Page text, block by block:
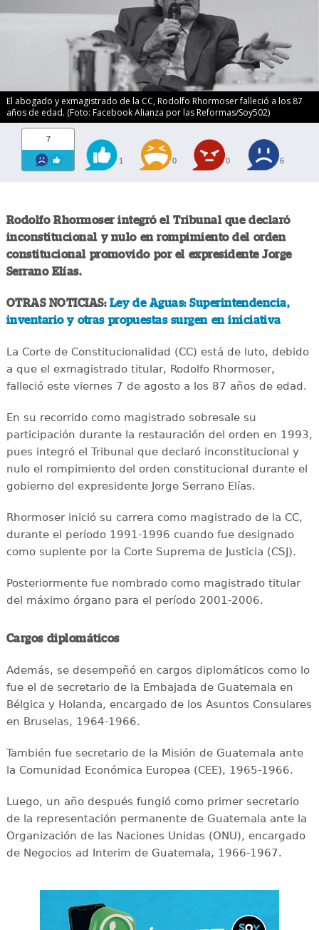
El abogado y exmagistrado de la CC, Rodolfo Rhormoser falleció a los 87
años de edad. (Foto: Facebook Alianza por las Reformas/Soy502)
7
1 0 0 6
Rodolfo Rhormoser integró el Tribunal que declaró
inconstitucional y nulo en rompimiento del orden
constitucional promovido por el expresidente Jorge
Serrano Elías.
OTRAS NOTICIAS: Ley de Aguas: Superintendencia,
inventario y otras propuestas surgen en iniciativa
La Corte de Constitucionalidad (CC) está de luto, debido
a que el exmagistrado titular, Rodolfo Rhormoser,
falleció este viernes 7 de agosto a los 87 años de edad.
En su recorrido como magistrado sobresale su
participación durante la restauración del orden en 1993,
pues integró el Tribunal que declaró inconstitucional y
nulo el rompimiento del orden constitucional durante el
gobierno del expresidente Jorge Serrano Elías.
Rhormoser inició su carrera como magistrado de la CC,
durante el período 1991-1996 cuando fue designado
como suplente por la Corte Suprema de Justicia (CSJ).
Posteriormente fue nombrado como magistrado titular
del máximo órgano para el período 2001-2006.
Cargos diplomáticos
Además, se desempeñó en cargos diplomáticos como lo
fue el de secretario de la Embajada de Guatemala en
Bélgica y Holanda, encargado de los Asuntos Consulares
en Bruselas, 1964-1966.
También fue secretario de la Misión de Guatemala ante
la Comunidad Económica Europea (CEE), 1965-1966.
Luego, un año después fungió como primer secretario
de la representación permanente de Guatemala ante la
Organización de las Naciones Unidas (ONU), encargado
de Negocios ad Interim de Guatemala, 1966-1967.